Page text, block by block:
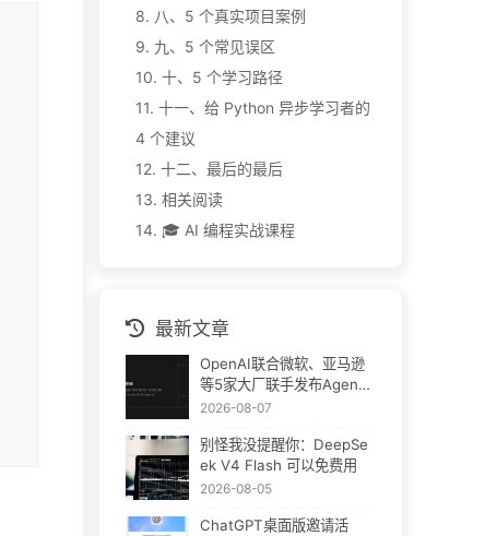
8. 八、5 个真实项目案例
9. 九、5 个常见误区
10. 十、5 个学习路径
11. 十一、给 Python 异步学习者的
4 个建议
12. 十二、最后的最后
13. 相关阅读
14. 🎓 AI 编程实战课程
最新文章
OpenAI联合微软、亚马逊
等5家大厂联手发布Agent
Plugins：AI插件终于要统
2026-08-07
别怪我没提醒你：DeepSe
ek V4 Flash 可以免费用
2026-08-05
ChatGPT桌面版邀请活